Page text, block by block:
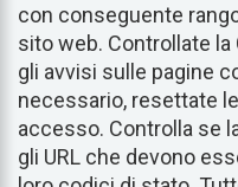
con conseguente
sito web. Controllate
gli avvisi sulle pagine
necessario, resettate
accesso. Controlla se
gli URL che devono